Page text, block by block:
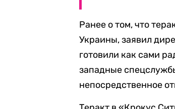
Ранее о том, что
Украины, заявил
готовили как сами
западные
непосредственное